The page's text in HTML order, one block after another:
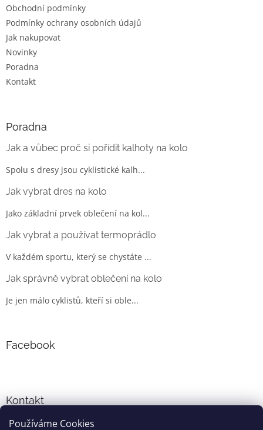
Používáme Cookies
Obchodní podmínky
Podmínky ochrany osobních údajů
Jak nakupovat
Novinky
Poradna
Kontakt
Poradna
Jak a vůbec proč si pořídit kalhoty na kolo
Spolu s dresy jsou cyklistické kalh...
Jak vybrat dres na kolo
Jako základní prvek oblečení na kol...
Jak vybrat a používat termoprádlo
V každém sportu, který se chystáte ...
Jak správně vybrat oblečení na kolo
Je jen málo cyklistů, kteří si oble...
Facebook
Kontakt
info@cyklo-obleceni.cz